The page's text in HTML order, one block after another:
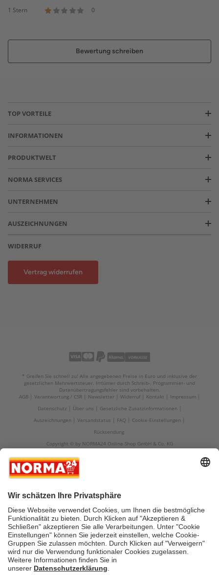
1 Stern
0
Bewertung schreiben
TOP VORTEILE
INFORMATIONEN
PRODUKTWELT
NORMA SERVICES
UNTERNEHMEN
AUSZEICHNUNGEN
WIDERRUF
Vertrag widerrufen
* Greifen Sie schnell zu! Alle angegebenen Preise in Euro und inklusive der
gesetzlichen Mehrwertsteuer. Irrtümer durch Schreib-, Programmier- und
Datenübertragungsfehler sind vorbehalten.
AGB
Verantwortung / CSR Newsletter Widerruf Kontakt
Impressum
Datenschutz
Über uns
Gesetzliche Zusatzinformationen
Auszeichnungen
Versandstatus FAQ
Cookie-Einstellungen
Rücksendung
Copyright © by NORMA24 Online-Shop GmbH & Co. KG